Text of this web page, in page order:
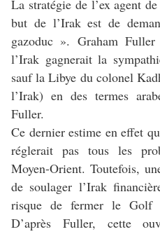
La stratégie de l’ex agent
but de l’Irak est de
gazoduc ». Graham
l’Irak gagnerait la
sauf la Libye du colonel
l’Irak) en des termes
Fuller.
Ce dernier estime en effet
réglerait pas tous les
Moyen-Orient. Toutefois,
de soulager l’Irak
risque de fermer le Golf
D’après Fuller, cette